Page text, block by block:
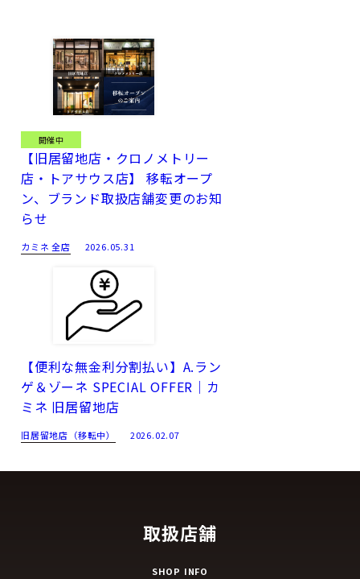
開催中
【旧居留地店・クロノメトリー
店・トアサウス店】 移転オープ
ン、ブランド取扱店舗変更のお知
らせ
カミネ 全店 2026.05.31
【便利な無金利分割払い】A.ラン
ゲ＆ゾーネ SPECIAL OFFER｜カ
ミネ 旧居留地店
旧居留地店（移転中） 2026.02.07
取扱店舗
SHOP INFO